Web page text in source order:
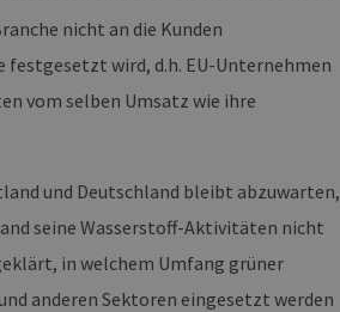
nicht an die Kunden
festgesetzt wird, d.h. EU-Unternehmen
vom selben Umsatz wie ihre
und Deutschland bleibt abzuwarten,
seine Wasserstoff-Aktivitäten nicht
in welchem Umfang grüner
anderen Sektoren eingesetzt werden
Das Cookie-
verwendet.